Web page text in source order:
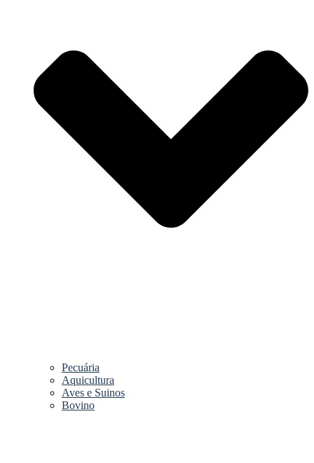
Pecuária
Aquicultura
Aves e Suinos
Bovino